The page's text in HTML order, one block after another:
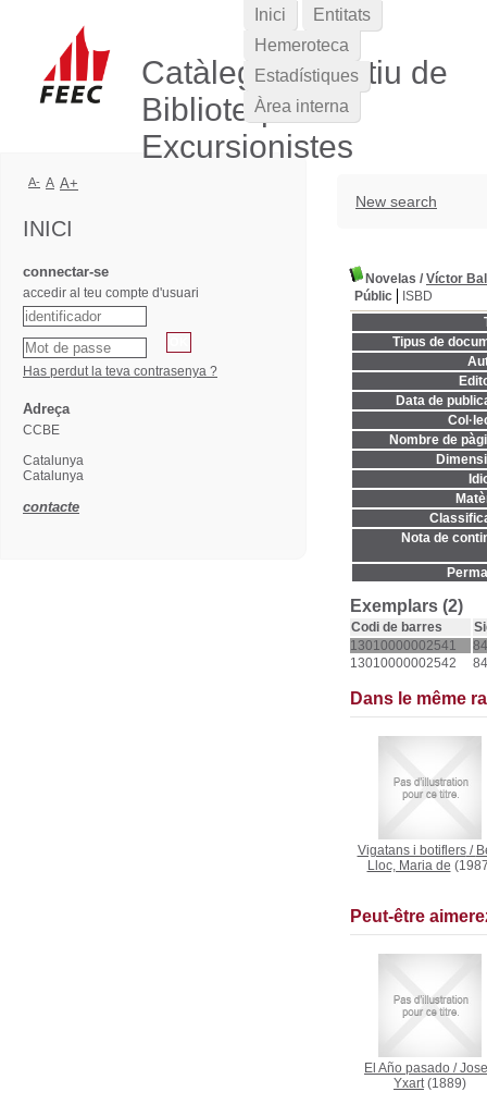
Catàleg Col·lectiu de
Biblioteques
Excursionistes
New search
Novelas / Víctor
Públic
ISBD
Tipus de
Data de
Nombre de
Nota de
Exemplars (2)
Codi de barres
13010000002541
13010000002542
Dans le même
Vigatans i botiflers/
Lloc, Maria de
Peut-être
El Año pasado /
Yxart(1889)
Inici
Entitats
Hemeroteca
Estadístiques
Àrea interna
A- A A+
INICI
connectar-se
accedir al teu compte d'usuari
Has perdut la teva contrasenya ?
Adreça
CCBE
Catalunya
Catalunya
contacte